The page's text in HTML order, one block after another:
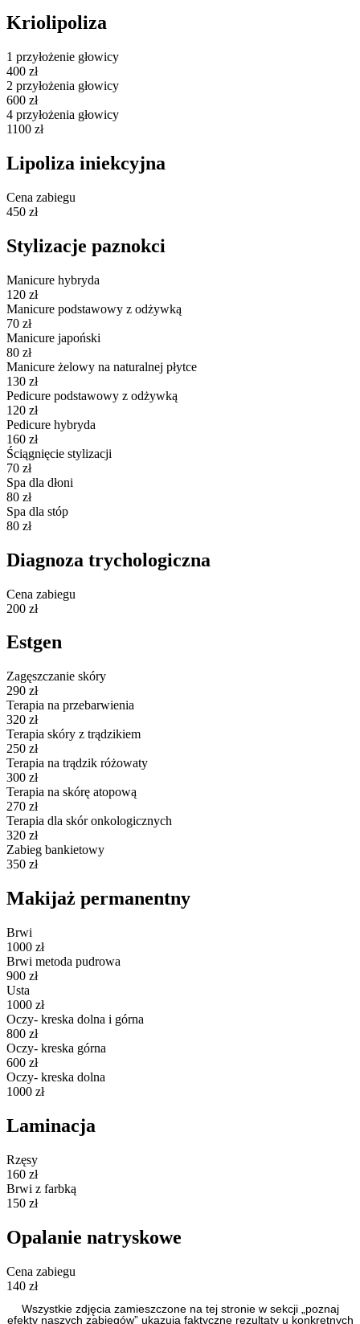
Kriolipoliza
1 przyłożenie głowicy
400 zł
2 przyłożenia głowicy
600 zł
4 przyłożenia głowicy
1100 zł
Lipoliza iniekcyjna
Cena zabiegu
450 zł
Stylizacje paznokci
Manicure hybryda
120 zł
Manicure podstawowy z odżywką
70 zł
Manicure japoński
80 zł
Manicure żelowy na naturalnej płytce
130 zł
Pedicure podstawowy z odżywką
120 zł
Pedicure hybryda
160 zł
Ściągnięcie stylizacji
70 zł
Spa dla dłoni
80 zł
Spa dla stóp
80 zł
Diagnoza trychologiczna
Cena zabiegu
200 zł
Estgen
Zagęszczanie skóry
290 zł
Terapia na przebarwienia
320 zł
Terapia skóry z trądzikiem
250 zł
Terapia na trądzik różowaty
300 zł
Terapia na skórę atopową
270 zł
Terapia dla skór onkologicznych
320 zł
Zabieg bankietowy
350 zł
Makijaż permanentny
Brwi
1000 zł
Brwi metoda pudrowa
900 zł
Usta
1000 zł
Oczy- kreska dolna i górna
800 zł
Oczy- kreska górna
600 zł
Oczy- kreska dolna
1000 zł
Laminacja
Rzęsy
160 zł
Brwi z farbką
150 zł
Opalanie natryskowe
Cena zabiegu
140 zł
Wszystkie zdjęcia zamieszczone na tej stronie w sekcji „poznaj
efekty naszych zabiegów” ukazują faktyczne rezultaty u konkretnych